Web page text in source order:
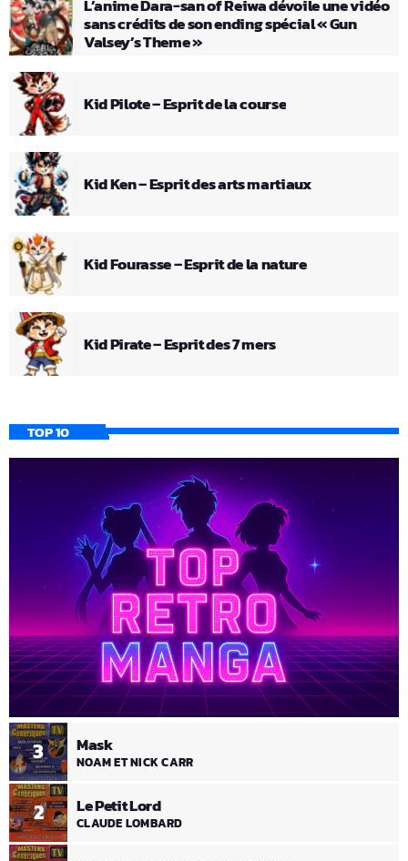
L’anime Dara-san of Reiwa dévoile une vidéo
sans crédits de son ending spécial « Gun
Valsey’s Theme »
Kid Pilote – Esprit de la course
Kid Ken – Esprit des arts martiaux
Kid Fourasse – Esprit de la nature
Kid Pirate – Esprit des 7 mers
TOP 10
2 Le Petit Lord
CLAUDE LOMBARD
3 Mask
NOAM ET NICK CARR